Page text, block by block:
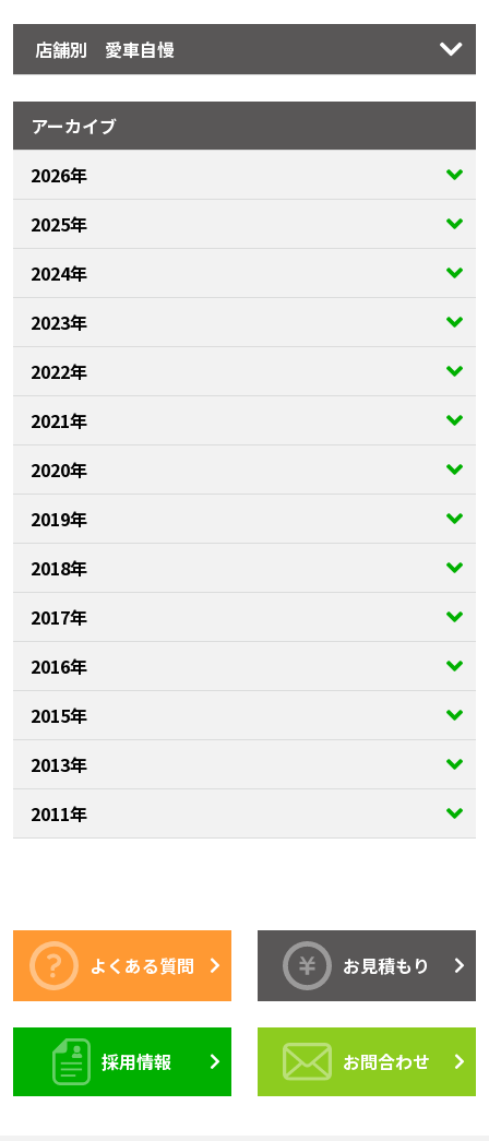
店舗別 愛車自慢
アーカイブ
2026年
2025年
2024年
2023年
2022年
2021年
2020年
2019年
2018年
2017年
2016年
2015年
2013年
2011年
よくある質問 お見積もり
採用情報 お問合わせ